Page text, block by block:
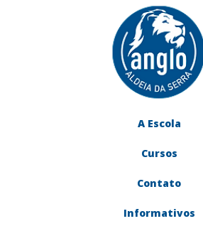
A Escola
Cursos
Contato
Informativos